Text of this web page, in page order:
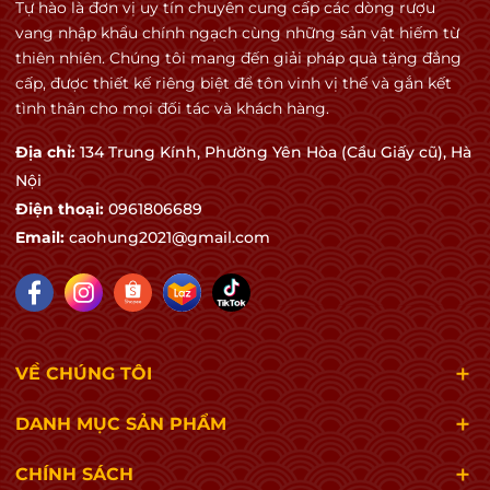
Phong cách:
Mạnh mẽ – Phức hợp – Sang trọng – Đậm chất Chile
hiện đại
👃 Hương thơm đặc trưng
Tầng hương rất sâu và nhiều lớp:
🫐 Cassis
🍒 Cherry đen
🍫 Chocolate đen
🥃 Vanilla
Tự hào là đơn vị uy tín chuyên cung cấp các dòng rượu
vang nhập khẩu chính ngạch cùng những sản vật hiếm từ
thiên nhiên. Chúng tôi mang đến giải pháp quà tặng đẳng
cấp, được thiết kế riêng biệt để tôn vinh vị thế và gắn kết
tình thân cho mọi đối tác và khách hàng.
Địa chỉ: 134 Trung Kính, Phường Yên Hòa (Cầu Giấy cũ), Hà
Nội
Điện thoại: 0961806689
Email: caohung2021@gmail.com
VỀ CHÚNG TÔI
DANH MỤC SẢN PHẨM
CHÍNH SÁCH